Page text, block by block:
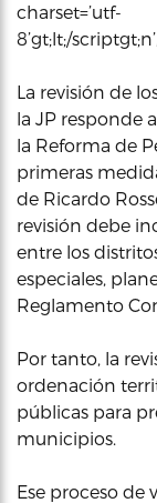
charset=’utf-
8’gt;lt;/
La revisión de
la JP responde
la Reforma de
primeras
de Ricardo
revisión debe
entre los
especiales,
Reglamento
Por tanto, la
ordenación
públicas para
municipios.
Ese proceso de